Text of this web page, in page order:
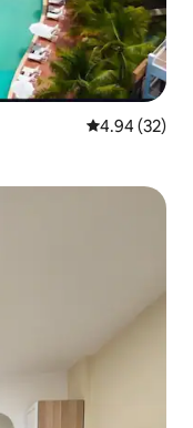
從 32 則評價
4.94 (32)